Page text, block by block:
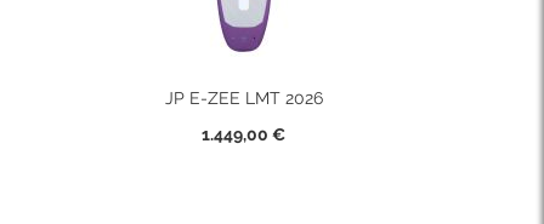
JP E-ZEE LMT 2026
1.449,00 €